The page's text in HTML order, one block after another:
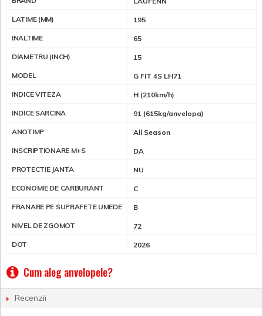
LATIME (MM) 195
INALTIME 65
DIAMETRU (INCH) 15
MODEL G FIT 4S LH71
INDICE VITEZA H (210km/h)
INDICE SARCINA 91 (615kg/anvelopa)
ANOTIMP All Season
INSCRIPTIONARE M+S DA
PROTECTIE JANTA NU
ECONOMIE DE CARBURANT C
FRANARE PE SUPRAFETE UMEDE B
NIVEL DE ZGOMOT 72
DOT 2026
Cum aleg anvelopele?
Recenzii